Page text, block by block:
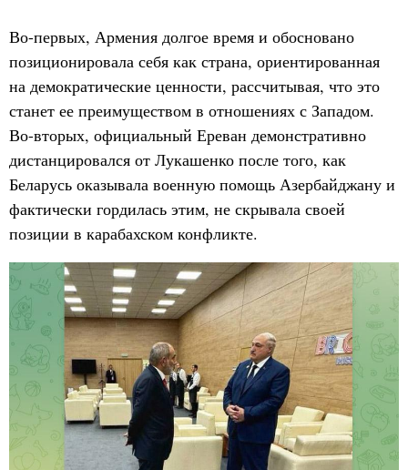
Во-первых, Армения долгое время и обосновано
позиционировала себя как страна, ориентированная
на демократические ценности, рассчитывая, что это
станет ее преимуществом в отношениях с Западом.
Во-вторых, официальный Ереван демонстративно
дистанцировался от Лукашенко после того, как
Беларусь оказывала военную помощь Азербайджану и
фактически гордилась этим, не скрывала своей
позиции в карабахском конфликте.